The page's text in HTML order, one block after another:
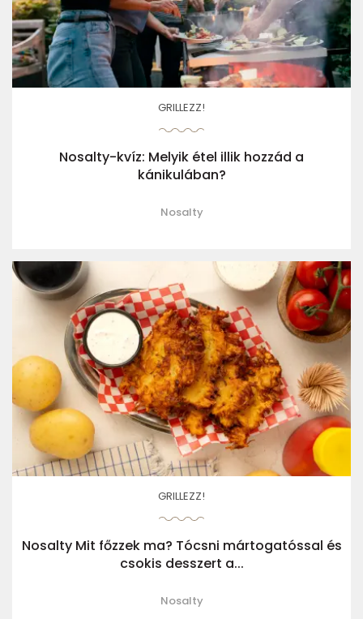
GRILLEZZ!
Nosalty-kvíz: Melyik étel illik hozzád a
kánikulában?
Nosalty
GRILLEZZ!
Nosalty Mit főzzek ma? Tócsni mártogatóssal és
csokis desszert a...
Nosalty